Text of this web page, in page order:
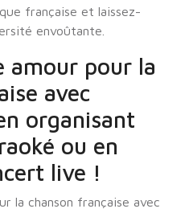
française et laissez-
envoûtante.
amour pour la
avec
organisant
ou en
live !
la chanson française avec